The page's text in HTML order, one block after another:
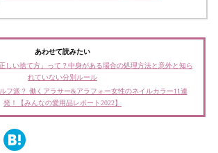
あわせて読みたい
しい捨て方」って？中身がある場合の処理方法と意外と知ら
れていない分別ルール
フ派？ 働くアラサー&アラフォー女性のネイルカラー11連
発！【みんなの愛用品レポート2022】
Line